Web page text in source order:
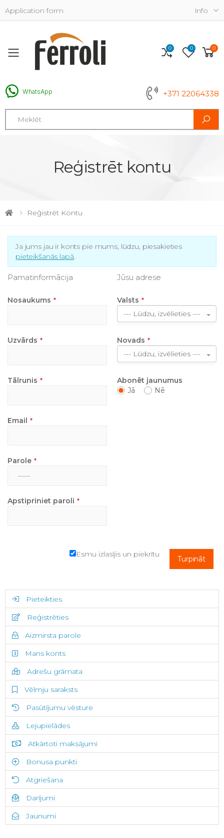
Application form Info
Toggle mobile menu
WhatsApp +371 22064338
Search
0 0 0
Reģistrēt kontu
Reģistrēt Kontu
Ja jums jau ir konts pie mums, lūdzu, piesakieties
pieteikšanās lapā.
Pamatinformācija
Nosaukums
Uzvārds
Tālrunis
Email
Parole
Apstipriniet paroli
Jūsu adrese
Valsts
--- Lūdzu, izvēlieties ---
Novads
--- Lūdzu, izvēlieties ---
Abonēt jaunumus
Jā
Nē
Esmu izlasījis un piekrītu
Turpināt
Pieteikties
Reģistrēties
Aizmirsta parole
Mans konts
Adrešu grāmata
Vēlmju saraksts
Pasūtījumu vēsture
Lejupielādes
Atkārtoti maksājumi
Bonusa punkti
Atgriešana
Darījumi
Jaunumi